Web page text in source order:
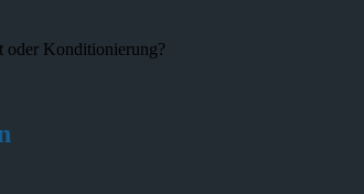
oder Konditionierung?